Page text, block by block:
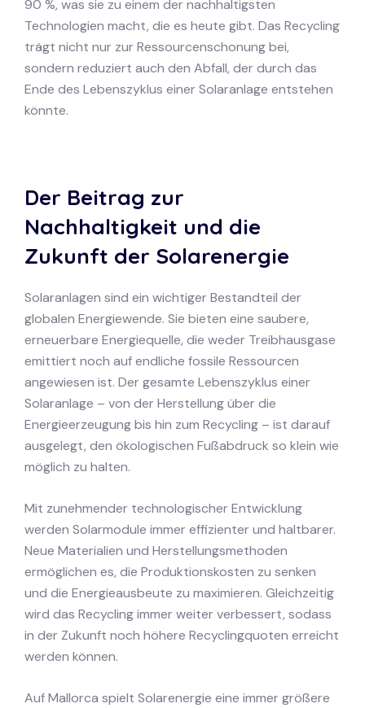
90 %, was sie zu einem der nachhaltigsten
Technologien macht, die es heute gibt. Das Recycling
trägt nicht nur zur Ressourcenschonung bei,
sondern reduziert auch den Abfall, der durch das
Ende des Lebenszyklus einer Solaranlage entstehen
könnte.
Der Beitrag zur
Nachhaltigkeit und die
Zukunft der Solarenergie
Solaranlagen sind ein wichtiger Bestandteil der
globalen Energiewende. Sie bieten eine saubere,
erneuerbare Energiequelle, die weder Treibhausgase
emittiert noch auf endliche fossile Ressourcen
angewiesen ist. Der gesamte Lebenszyklus einer
Solaranlage – von der Herstellung über die
Energieerzeugung bis hin zum Recycling – ist darauf
ausgelegt, den ökologischen Fußabdruck so klein wie
möglich zu halten.
Mit zunehmender technologischer Entwicklung
werden Solarmodule immer effizienter und haltbarer.
Neue Materialien und Herstellungsmethoden
ermöglichen es, die Produktionskosten zu senken
und die Energieausbeute zu maximieren. Gleichzeitig
wird das Recycling immer weiter verbessert, sodass
in der Zukunft noch höhere Recyclingquoten erreicht
werden können.
Auf Mallorca spielt Solarenergie eine immer größere